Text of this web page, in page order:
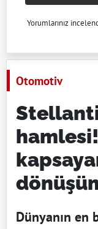
Yorumlarınız
Otomotiv
Dünyanın